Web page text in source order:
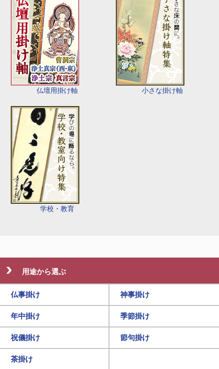
仏壇用掛け軸 小さな掛け軸
学校・教育
用途から選ぶ
仏事掛け 神事掛け
年中掛け 季節掛け
祝儀掛け 節句掛け
茶掛け